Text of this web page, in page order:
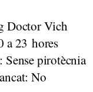
Doctor Vich
a 23 hores
Sense pirotècnia
No